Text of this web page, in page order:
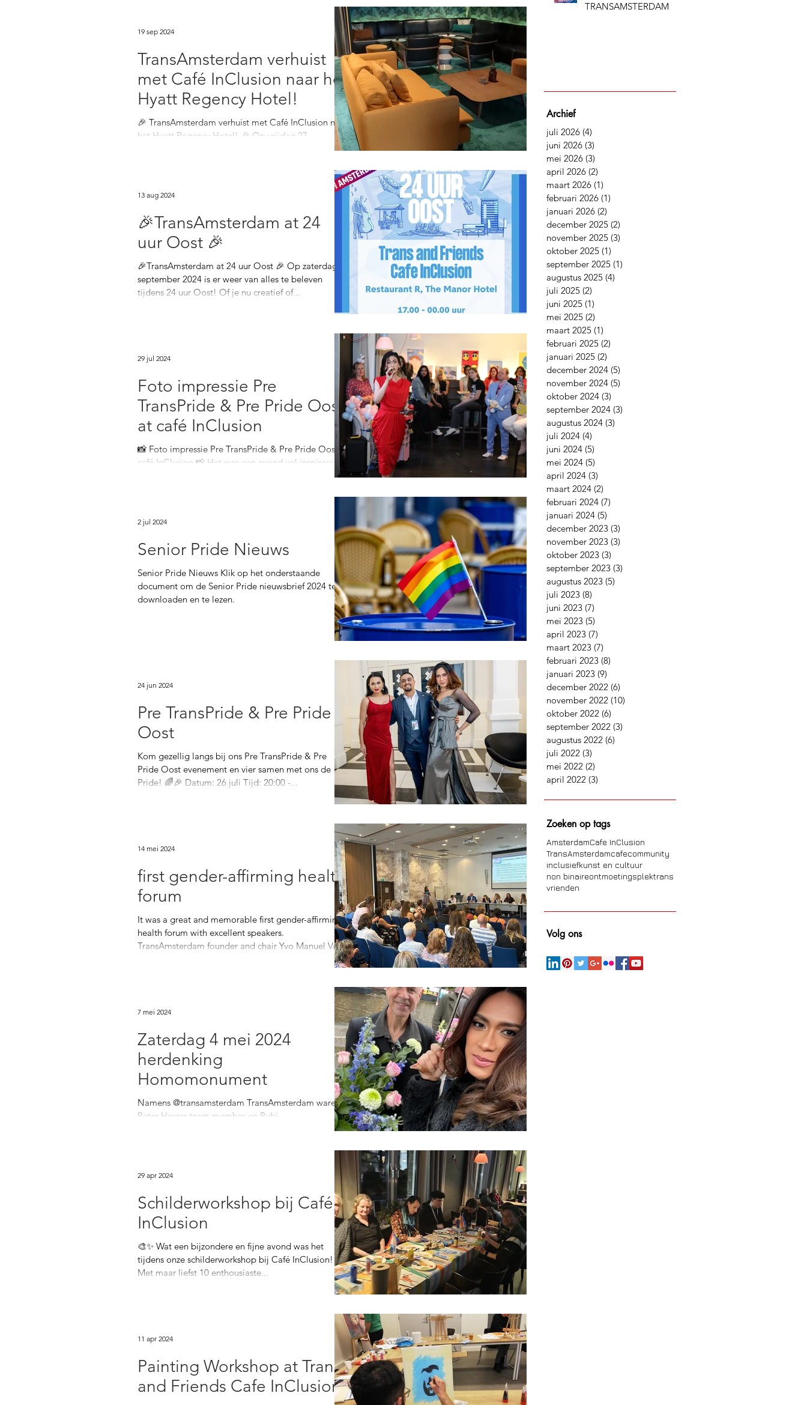
TransAmsterdam verhuist
met Café InClusion naar het
Hyatt Regency Hotel!
🎉 TransAmsterdam verhuist met Café InClusion naar
het Hyatt Regency Hotel! 🎉 Op vrijdag 27
19 sep 2024
🎉TransAmsterdam at 24
uur Oost 🎉
🎉TransAmsterdam at 24 uur Oost 🎉 Op zaterdag 7
september 2024 is er weer van alles te beleven
tijdens 24 uur Oost! Of je nu creatief of...
13 aug 2024
Foto impressie Pre
TransPride & Pre Pride Oost
at café InClusion
📸 Foto impressie Pre TransPride & Pre Pride Oost at
café InClusion 📸 Het was een avond vol inspirerende
29 jul 2024
Senior Pride Nieuws
Senior Pride Nieuws Klik op het onderstaande
document om de Senior Pride nieuwsbrief 2024 te
downloaden en te lezen.
2 jul 2024
Pre TransPride & Pre Pride
Oost
Kom gezellig langs bij ons Pre TransPride & Pre
Pride Oost evenement en vier samen met ons de
Pride! 🌈🎉 Datum: 26 juli Tijd: 20:00 -...
24 jun 2024
first gender-affirming health
forum
It was a great and memorable first gender-affirming
health forum with excellent speakers.
TransAmsterdam founder and chair Yvo Manuel Vas...
14 mei 2024
Zaterdag 4 mei 2024
herdenking
Homomonument
Namens @transamsterdam TransAmsterdam waren
Peter Herzer team member en Rubi
@rubivalidorofficial onze ambassadeur aanwezig...
7 mei 2024
Schilderworkshop bij Café
InClusion
🎨✨ Wat een bijzondere en fijne avond was het
tijdens onze schilderworkshop bij Café InClusion!
Met maar liefst 10 enthousiaste...
29 apr 2024
Painting Workshop at Trans
and Friends Cafe InClusion
11 apr 2024
TRANSAMSTERDAM
Archief
juli 2026 (4)
juni 2026 (3)
mei 2026 (3)
april 2026 (2)
maart 2026 (1)
februari 2026 (1)
januari 2026 (2)
december 2025 (2)
november 2025 (3)
oktober 2025 (1)
september 2025 (1)
augustus 2025 (4)
juli 2025 (2)
juni 2025 (1)
mei 2025 (2)
maart 2025 (1)
februari 2025 (2)
januari 2025 (2)
december 2024 (5)
november 2024 (5)
oktober 2024 (3)
september 2024 (3)
augustus 2024 (3)
juli 2024 (4)
juni 2024 (5)
mei 2024 (5)
april 2024 (3)
maart 2024 (2)
februari 2024 (7)
januari 2024 (5)
december 2023 (3)
november 2023 (3)
oktober 2023 (3)
september 2023 (3)
augustus 2023 (5)
juli 2023 (8)
juni 2023 (7)
mei 2023 (5)
april 2023 (7)
maart 2023 (7)
februari 2023 (8)
januari 2023 (9)
december 2022 (6)
november 2022 (10)
oktober 2022 (6)
september 2022 (3)
augustus 2022 (6)
juli 2022 (3)
mei 2022 (2)
april 2022 (3)
Zoeken op tags
AmsterdamCafe InClusion
TransAmsterdamcafecommunity
inclusiefkunst en cultuur
non binaireontmoetingsplektrans
vrienden
Volg ons